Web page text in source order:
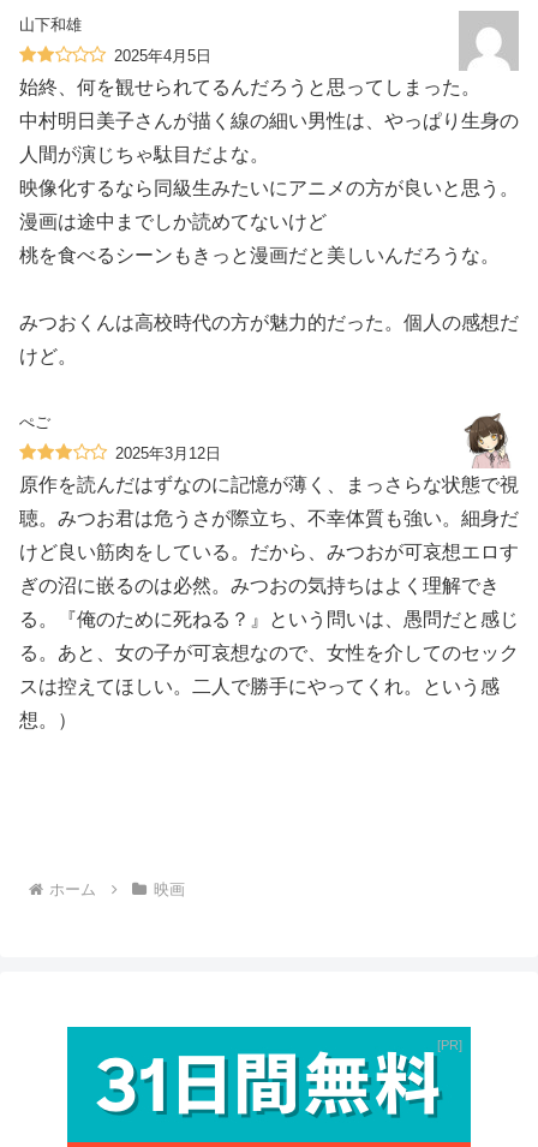
山下和雄
2025年4月5日
始終、何を観せられてるんだろうと思ってしまった。
中村明日美子さんが描く線の細い男性は、やっぱり生身の
人間が演じちゃ駄目だよな。
映像化するなら同級生みたいにアニメの方が良いと思う。
漫画は途中までしか読めてないけど
桃を食べるシーンもきっと漫画だと美しいんだろうな。
みつおくんは高校時代の方が魅力的だった。個人の感想だ
けど。
ぺご
2025年3月12日
原作を読んだはずなのに記憶が薄く、まっさらな状態で視
聴。みつお君は危うさが際立ち、不幸体質も強い。細身だ
けど良い筋肉をしている。だから、みつおが可哀想エロす
ぎの沼に嵌るのは必然。みつおの気持ちはよく理解でき
る。『俺のために死ねる？』という問いは、愚問だと感じ
る。あと、女の子が可哀想なので、女性を介してのセック
スは控えてほしい。二人で勝手にやってくれ。という感
想。）
ホーム 映画
PR